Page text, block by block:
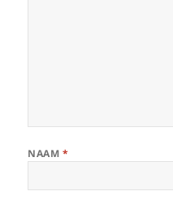
NAAM *